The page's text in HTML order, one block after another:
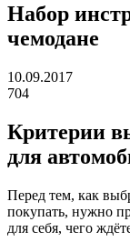
Набор
чемодане
10.09.2017
704
Критерии
для
Перед тем, как
покупать, нужно
для себя, чего